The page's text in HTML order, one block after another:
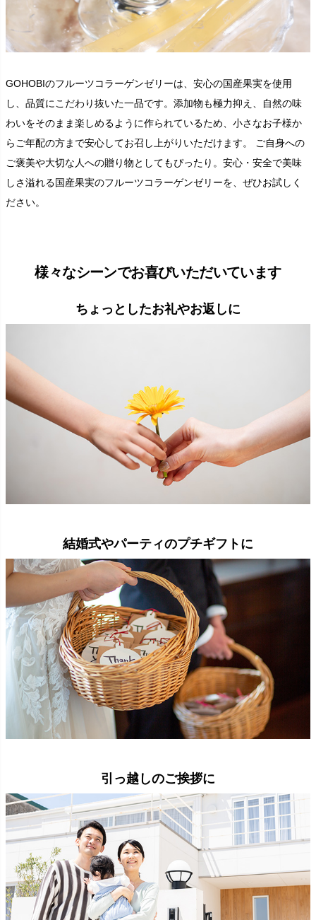
GOHOBIのフルーツコラーゲンゼリーは、安心の国産果実を使用
し、品質にこだわり抜いた一品です。添加物も極力抑え、自然の味
わいをそのまま楽しめるように作られているため、小さなお子様か
らご年配の方まで安心してお召し上がりいただけます。 ご自身への
ご褒美や大切な人への贈り物としてもぴったり。安心・安全で美味
しさ溢れる国産果実のフルーツコラーゲンゼリーを、ぜひお試しく
ださい。
様々なシーンでお喜びいただいています
ちょっとしたお礼やお返しに
結婚式やパーティのプチギフトに
引っ越しのご挨拶に